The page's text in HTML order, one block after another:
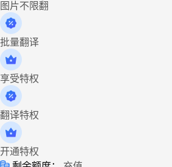
图片不限翻
批量翻译
享受特权
翻译特权
开通特权